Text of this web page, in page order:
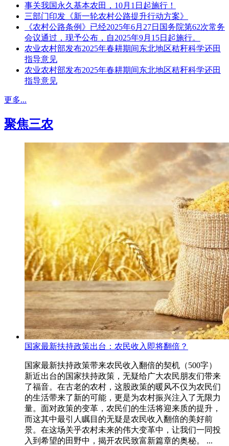
事关我国永久基本农田，10月1日起施行！
三部门印发《新一轮农村公路提升行动方案》
《农村公路条例》已经2025年6月27日国务院第62次常务
会议通过，现予公布，自2025年9月15日起施行。
农业农村部发布2025年春耕期间东北地区秸秆科学还田
指导意见
农业农村部发布2025年春耕期间东北地区秸秆科学还田
指导意见
更多...
聚焦三农
国家最新扶持政策出台：农民收入即将翻倍？
国家最新扶持政策带来农民收入翻倍的契机（500字）
新近出台的国家扶持政策，无疑给广大农民朋友们带来
了福音。在古老的农村，这股政策的暖风不仅为农民们
的生活带来了新的可能，更是为农村振兴注入了无限力
量。面对政策的变革，农民们的生活将迎来质的提升，
而这其中最引人瞩目的无疑是农民收入翻倍的美好前
景。在这场关乎农村未来的伟大变革中，让我们一同投
入到希望的田野中，揭开农民致富新篇章的奥秘。 ...